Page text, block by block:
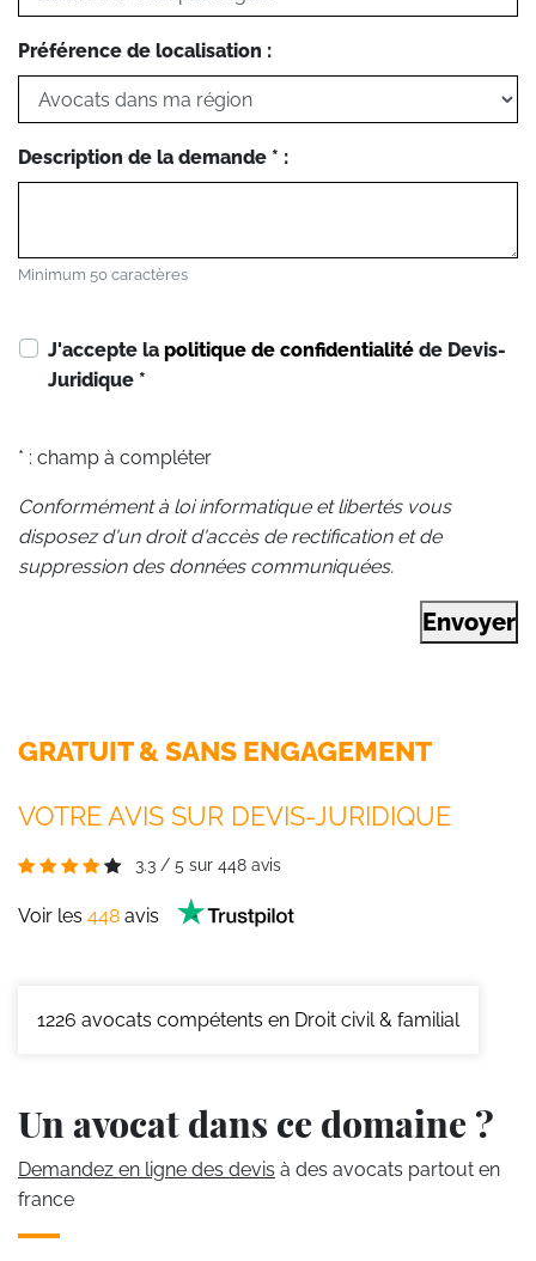
Préférence de localisation :
Description de la demande * :
Minimum 50 caractères
J'accepte la politique de confidentialité de Devis-
Juridique *
* : champ à compléter
Conformément à loi informatique et libertés vous
disposez d'un droit d'accès de rectification et de
suppression des données communiquées.
Envoyer
GRATUIT & SANS ENGAGEMENT
VOTRE AVIS SUR DEVIS-JURIDIQUE
3.3 / 5 sur 448 avis
Voir les 448 avis
1226 avocats compétents en Droit civil & familial
Un avocat dans ce domaine ?
Demandez en ligne des devis à des avocats partout en
france